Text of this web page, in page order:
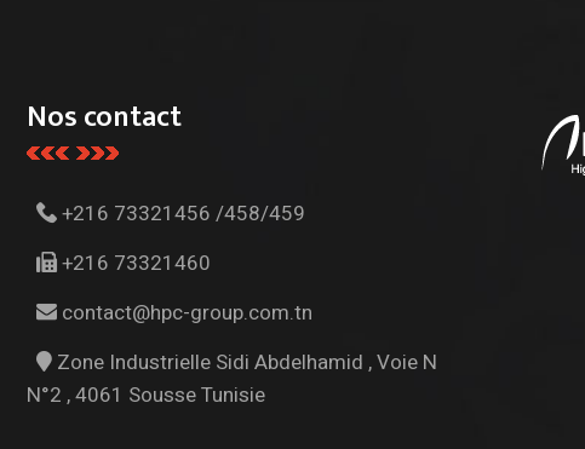
Nos contact
+216 73321456 /458/459
+216 73321460
contact@hpc-group.com.tn
Zone Industrielle Sidi Abdelhamid , Voie N
N°2 , 4061 Sousse Tunisie